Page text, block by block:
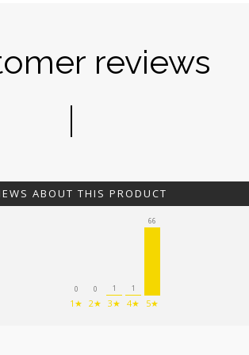
reviews
ABOUT THIS PRODUCT
0
1★
0
2★
1
3★
1
4★
66
5★